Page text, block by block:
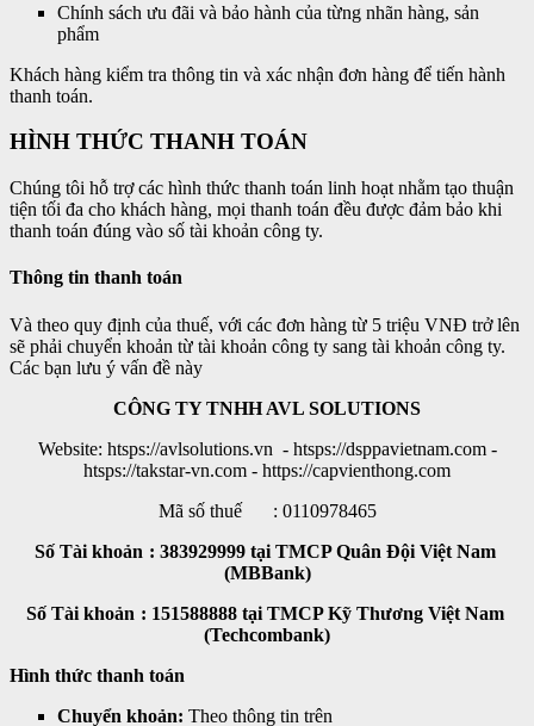
Chính sách ưu đãi và bảo hành của từng nhãn hàng, sản
phẩm
Khách hàng kiểm tra thông tin và xác nhận đơn hàng để tiến hành
thanh toán.
HÌNH THỨC THANH TOÁN
Chúng tôi hỗ trợ các hình thức thanh toán linh hoạt nhằm tạo thuận
tiện tối đa cho khách hàng, mọi thanh toán đều được đảm bảo khi
thanh toán đúng vào số tài khoản công ty.
Thông tin thanh toán
Và theo quy định của thuế, với các đơn hàng từ 5 triệu VNĐ trở lên
sẽ phải chuyển khoản từ tài khoản công ty sang tài khoản công ty.
Các bạn lưu ý vấn đề này
CÔNG TY TNHH AVL SOLUTIONS
Website: htsps://avlsolutions.vn - htsps://dsppavietnam.com -
htsps://takstar-vn.com - https://capvienthong.com
Mã số thuế	: 0110978465
Số Tài khoản	: 383929999 tại TMCP Quân Đội Việt Nam
(MBBank)
Số Tài khoản	: 151588888 tại TMCP Kỹ Thương Việt Nam
(Techcombank)
Hình thức thanh toán
Chuyển khoản: Theo thông tin trên